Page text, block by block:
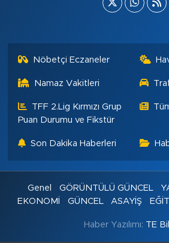
Nöbetçi Eczaneler
Namaz Vakitleri
TFF 2.Lig Kırmızı Grup
Puan Durumu ve Fikstür
Son Dakika Haberleri
Genel GÖRÜNTÜLÜ GÜNCEL
EKONOMİ
GÜNCEL ASAYİŞ
Haber Yazılımı: TE